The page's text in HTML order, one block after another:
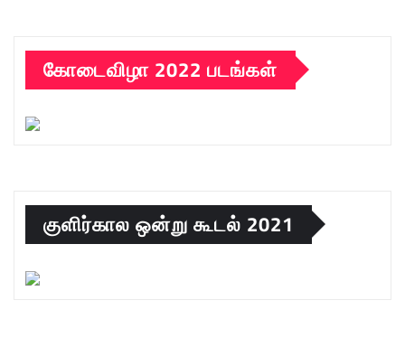
கோடைவிழா 2022 படங்கள்
குளிர்கால ஒன்று கூடல் 2021